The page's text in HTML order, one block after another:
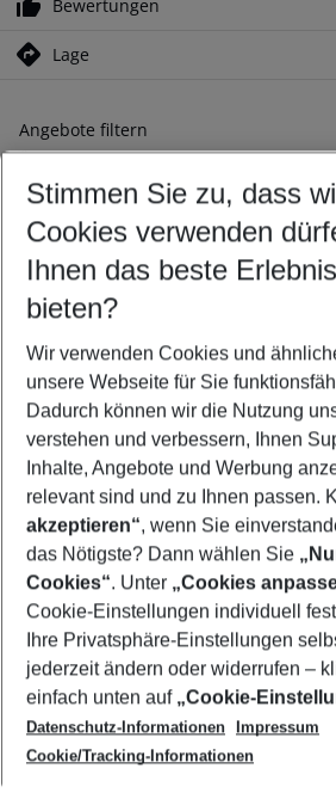
Bewertungen
Lage
Angebote filtern
Ändern Sie Ihre Kriterien nach Ihren
Abflughafen wählen
Beliebiger Abflughafen
Reisezeitraum wählen
10.08.26– 08.08.27 5-8 Nächte
2 Erwachsene Keine Kinder
Mehr Filter
Footer
Footer navigation
Über uns
AGB
Cookie-Einstellungen ändern
Cookie-Richtlinie
Datenschutz
Service & Hilfe
Barrierefreies Reisen
Check-in
Folgen Sie uns
Stimmen Sie zu, dass
Cookies verwenden
Ihnen das beste
bieten?
Wir verwenden Cookies und
unsere Webseite für Sie
Dadurch können wir die Nutzung
verstehen und verbessern, Ihnen
Inhalte, Angebote und Werbung
relevant sind und zu Ihnen passen.
akzeptieren“, wenn Sie
das Nötigste? Dann wählen Sie
Cookies“. Unter „Cookies
Cookie-Einstellungen individuell
Ihre Privatsphäre-Einstellungen
jederzeit ändern oder widerrufen –
einfach unten auf „Cookie-
Datenschutz-Informationen
Impressum
Cookie/Tracking-Informationen